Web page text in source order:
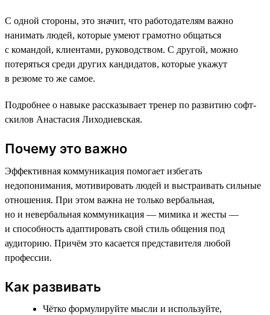
С одной стороны, это значит, что работодателям важно
нанимать людей, которые умеют грамотно общаться
с командой, клиентами, руководством. С другой, можно
потеряться среди других кандидатов, которые укажут
в резюме то же самое.
Подробнее о навыке рассказывает тренер по развитию софт-
скилов Анастасия Лиходиевская.
Почему это важно
Эффективная коммуникация помогает избегать
недопонимания, мотивировать людей и выстраивать сильные
отношения. При этом важна не только вербальная,
но и невербальная коммуникация — мимика и жесты —
и способность адаптировать свой стиль общения под
аудиторию. Причём это касается представителя любой
профессии.
Как развивать
Чётко формулируйте мысли и используйте,